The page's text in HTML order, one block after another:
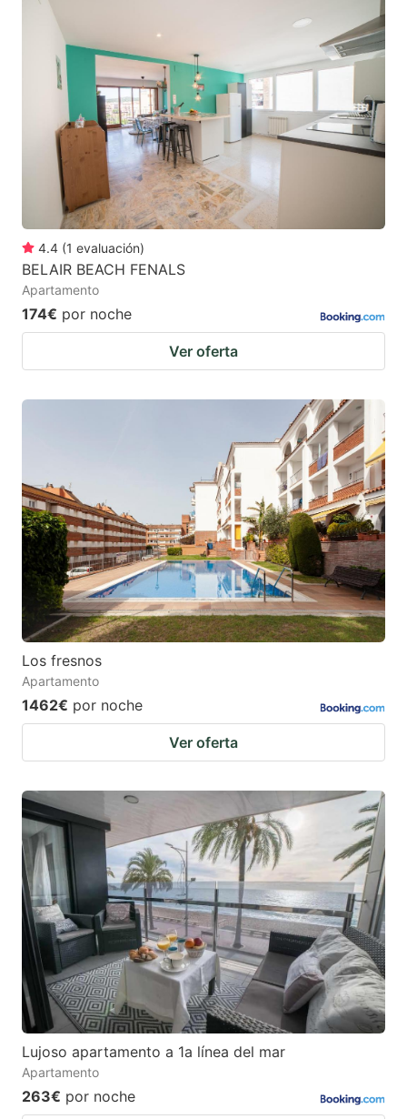
4.4 (1 evaluación)
BELAIR BEACH FENALS
Apartamento
174€ por noche
Ver oferta
Los fresnos
Apartamento
1462€ por noche
Ver oferta
Lujoso apartamento a 1a línea del mar
Apartamento
263€ por noche